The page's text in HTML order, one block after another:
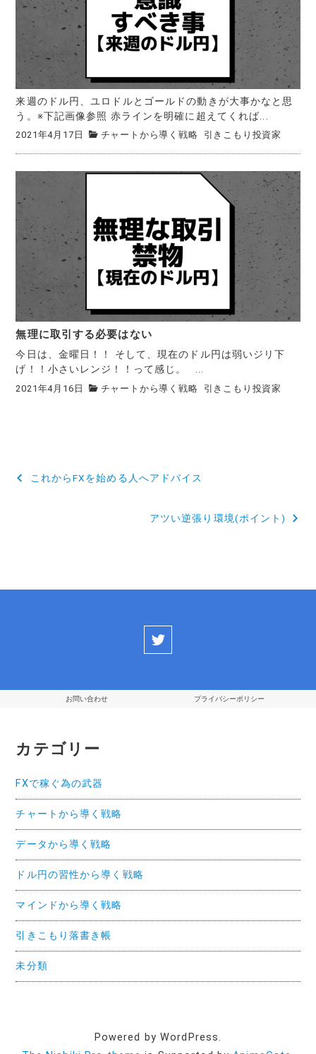
来週のドル円、ユロドルとゴールドの動きが大事かなと思
う。※下記画像参照 赤ラインを明確に超えてくれば...
2021年4月17日 チャートから導く戦略 引きこもり投資家
無理に取引する必要はない
今日は、金曜日！！ そして、現在のドル円は弱いジリ下
げ！！小さいレンジ！！って感じ。 ...
2021年4月16日 チャートから導く戦略 引きこもり投資家
投
これからFXを始める人へアドバイス
アツい逆張り環境(ポイント)
お問い合わせ プライバシーポリシー
カテゴリー
FXで稼ぐ為の武器
チャートから導く戦略
データから導く戦略
ドル円の習性から導く戦略
マインドから導く戦略
引きこもり落書き帳
未分類
Powered by WordPress.